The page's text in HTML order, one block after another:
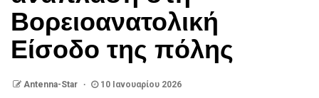
Βορειοανατολική
Είσοδο της πόλης
Antenna-Star 10 Ιανουαρίου 2026